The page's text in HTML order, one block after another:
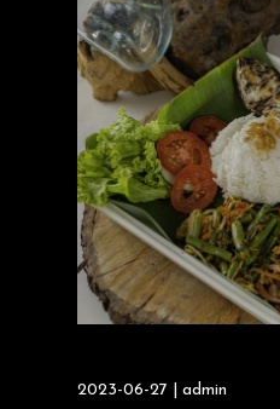
2023-06-27 | admin